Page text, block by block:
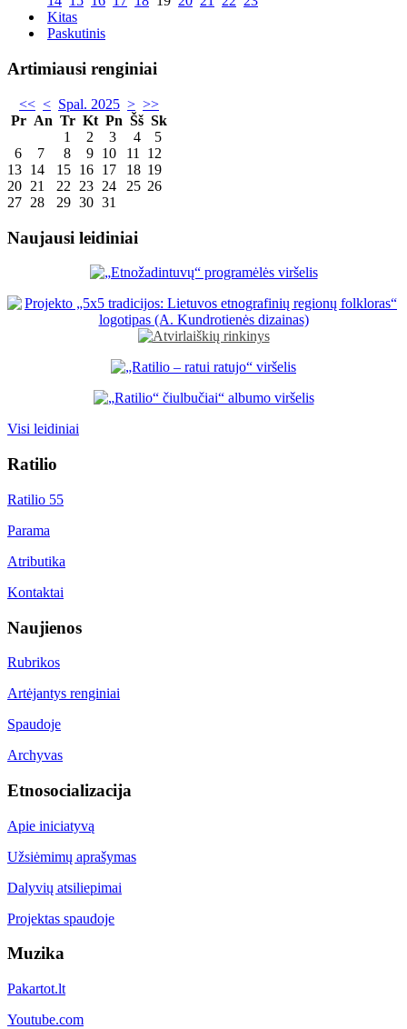
Kitas
Paskutinis
Artimiausi renginiai
<< < Spal. 2025 > >>
Pr An Tr Kt Pn Šš Sk
1
2 3 4
5
6
7 8 9 10 11
12
13 14 15 16 17 18 19
20 21 22 23 24 25 26
27 28 29 30 31
Naujausi leidiniai
Visi leidiniai
Ratilio
Ratilio 55
Parama
Atributika
Kontaktai
Naujienos
Rubrikos
Artėjantys renginiai
Spaudoje
Archyvas
Etnosocializacija
Apie iniciatyvą
Užsiėmimų aprašymas
Dalyvių atsiliepimai
Projektas spaudoje
Muzika
Pakartot.lt
Youtube.com